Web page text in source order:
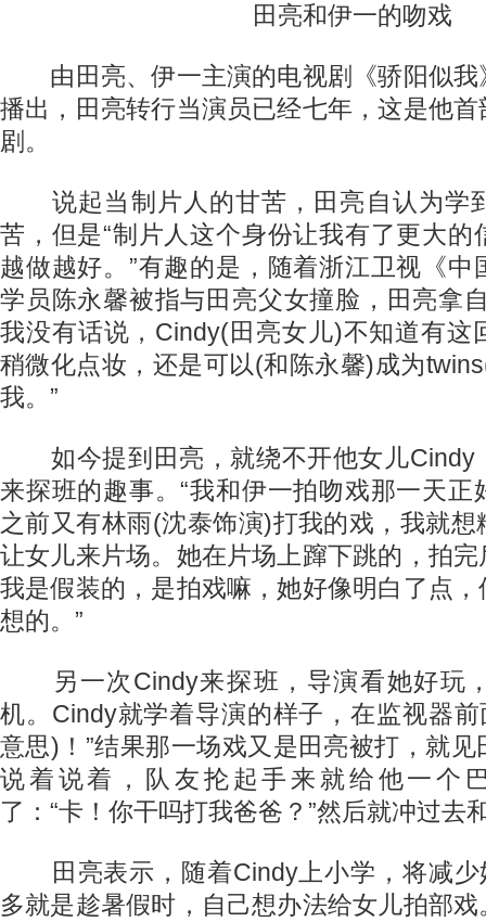
田亮和伊一的吻戏
由田亮、伊一主演的电视剧《骄阳似我
播出，田亮转行当演员已经七年，这是他
剧。
说起当制片人的甘苦，田亮自认为学
苦，但是“制片人这个身份让我有了更大的
越做越好。”有趣的是，随着浙江卫视《中
学员陈永馨被指与田亮父女撞脸，田亮拿
我没有话说，Cindy(田亮女儿)不知道有这
稍微化点妆，还是可以(和陈永馨)成为
我。”
如今提到田亮，就绕不开他女儿Cindy
来探班的趣事。“我和伊一拍吻戏那一天正
之前又有林雨(沈泰饰演)打我的戏，我就
让女儿来片场。她在片场上蹿下跳的，拍
我是假装的，是拍戏嘛，她好像明白了点
想的。”
另一次Cindy来探班，导演看她好玩
机。Cindy就学着导演的样子，在监视器
意思)！”结果那一场戏又是田亮被打，就
说着说着，队友抡起手来就给他一个
了：“卡！你干吗打我爸爸？”然后就冲过去
田亮表示，随着Cindy上小学，将减少
多就是趁暑假时，自己想办法给女儿拍部